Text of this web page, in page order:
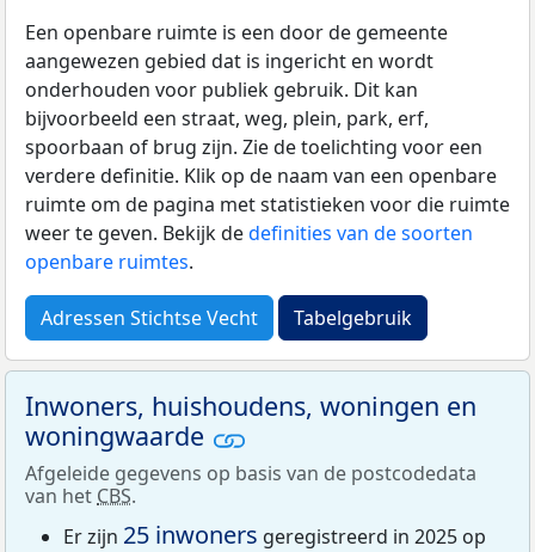
Een openbare ruimte is een door de gemeente
aangewezen gebied dat is ingericht en wordt
onderhouden voor publiek gebruik. Dit kan
bijvoorbeeld een straat, weg, plein, park, erf,
spoorbaan of brug zijn. Zie de toelichting voor een
verdere definitie. Klik op de naam van een openbare
ruimte om de pagina met statistieken voor die ruimte
weer te geven. Bekijk dedefinities van de soorten
openbare ruimtes.
Adressen Stichtse Vecht Tabelgebruik
Inwoners, huishoudens, woningen en
woningwaarde
Afgeleide gegevens op basis van de postcodedata
van het CBS.
Er zijn 25 inwoners geregistreerd in 2025 op